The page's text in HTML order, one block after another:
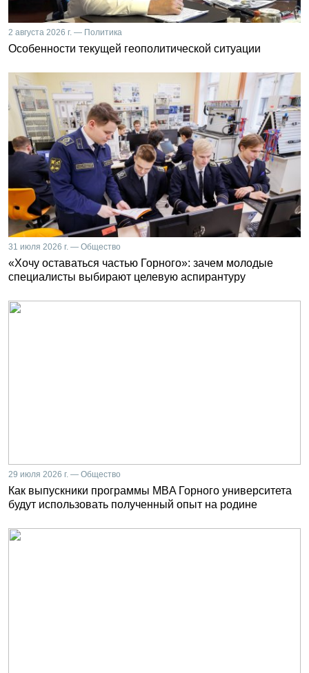
2 августа 2026 г. — Политика
Особенности текущей геополитической ситуации
31 июля 2026 г. — Общество
«Хочу оставаться частью Горного»: зачем молодые
специалисты выбирают целевую аспирантуру
29 июля 2026 г. — Общество
Как выпускники программы MBA Горного университета
будут использовать полученный опыт на родине